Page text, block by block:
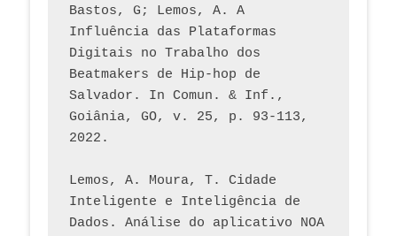
Bastos, G; Lemos, A. A
Influência das Plataformas
Digitais no Trabalho dos
Beatmakers de Hip-hop de
Salvador. In Comun. & Inf.,
Goiânia, GO, v. 25, p. 93-113,
2022.
Lemos, A. Moura, T. Cidade
Inteligente e Inteligência de
Dados. Análise do aplicativo NOA